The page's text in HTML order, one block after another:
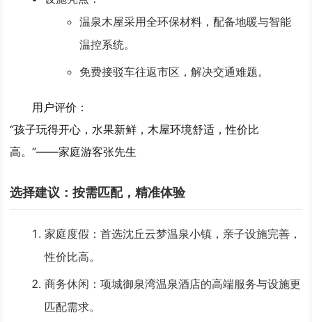
温泉木屋采用全环保材料，配备地暖与智能
温控系统。
免费接驳车往返市区，解决交通难题。
用户评价 ：
“孩子玩得开心，水果新鲜，木屋环境舒适，性价比
高。”——家庭游客张先生
选择建议：按需匹配，精准体验
家庭度假 ：首选沈丘云梦温泉小镇，亲子设施完善，
性价比高。
商务休闲 ：项城御泉湾温泉酒店的高端服务与设施更
匹配需求。